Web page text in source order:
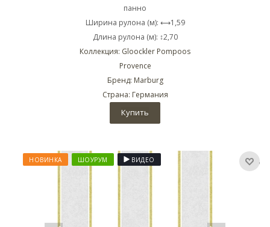
панно
Ширина рулона (м): ⟷1,59
Длина рулона (м): ↕2,70
Коллекция: Gloockler Pompoos
Provence
Бренд: Marburg
Страна: Германия
Купить
НОВИНКА ШОУРУМ ВИДЕО